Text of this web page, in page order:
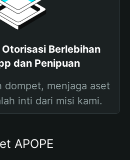
Berlebihan
dan Penipuan
dompet, menjaga aset
inti dari misi kami.
APOPE